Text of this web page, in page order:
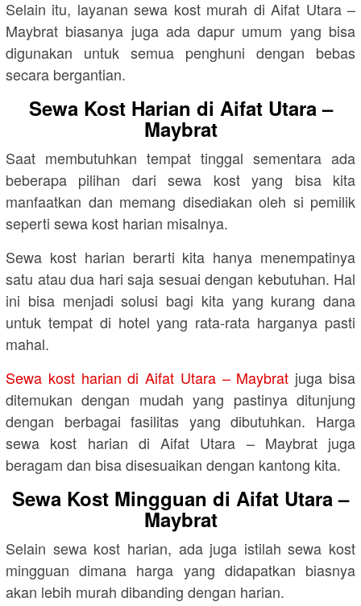
Selain itu, layanan sewa kost murah di Aifat Utara –
Maybrat biasanya juga ada dapur umum yang bisa
digunakan untuk semua penghuni dengan bebas
secara bergantian.
Sewa Kost Harian di Aifat Utara –
Maybrat
Saat membutuhkan tempat tinggal sementara ada
beberapa pilihan dari sewa kost yang bisa kita
manfaatkan dan memang disediakan oleh si pemilik
seperti sewa kost harian misalnya.
Sewa kost harian berarti kita hanya menempatinya
satu atau dua hari saja sesuai dengan kebutuhan. Hal
ini bisa menjadi solusi bagi kita yang kurang dana
untuk tempat di hotel yang rata-rata harganya pasti
mahal.
Sewa kost harian di Aifat Utara – Maybrat juga bisa
ditemukan dengan mudah yang pastinya ditunjung
dengan berbagai fasilitas yang dibutuhkan. Harga
sewa kost harian di Aifat Utara – Maybrat juga
beragam dan bisa disesuaikan dengan kantong kita.
Sewa Kost Mingguan di Aifat Utara –
Maybrat
Selain sewa kost harian, ada juga istilah sewa kost
mingguan dimana harga yang didapatkan biasnya
akan lebih murah dibanding dengan harian.